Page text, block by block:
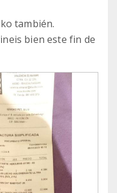
también.
bien este fin de